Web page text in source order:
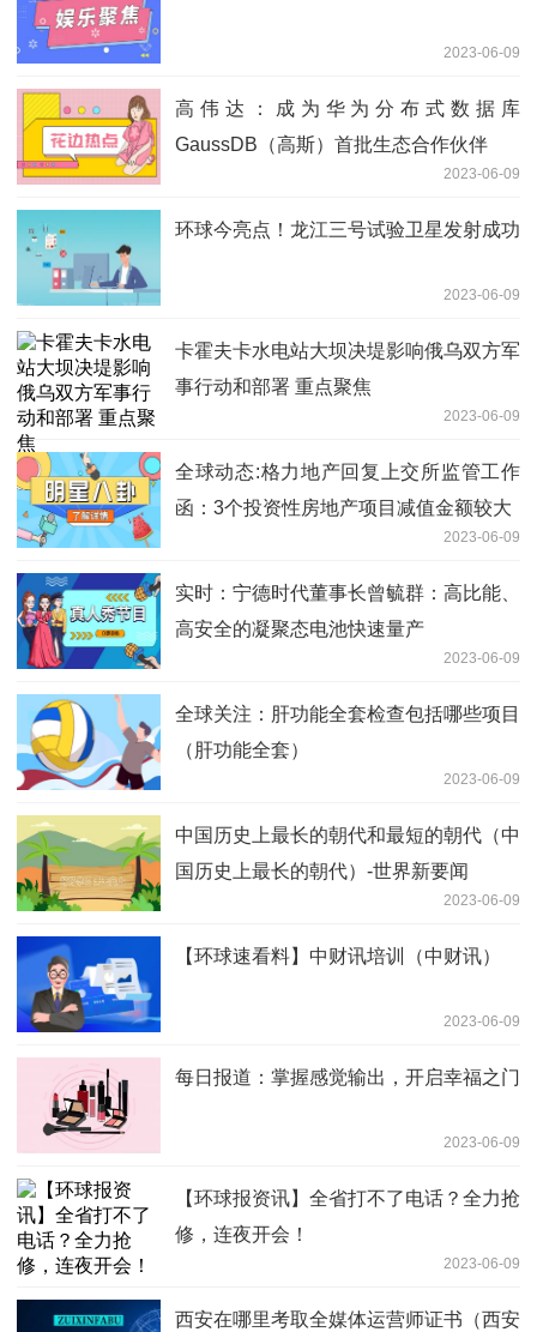
2023-06-09
高伟达：成为华为分布式数据库
GaussDB（高斯）首批生态合作伙伴
2023-06-09
环球今亮点！龙江三号试验卫星发射成功
2023-06-09
卡霍夫卡水电站大坝决堤影响俄乌双方军
事行动和部署 重点聚焦
2023-06-09
全球动态:格力地产回复上交所监管工作
函：3个投资性房地产项目减值金额较大
2023-06-09
实时：宁德时代董事长曾毓群：高比能、
高安全的凝聚态电池快速量产
2023-06-09
全球关注：肝功能全套检查包括哪些项目
（肝功能全套）
2023-06-09
中国历史上最长的朝代和最短的朝代（中
国历史上最长的朝代）-世界新要闻
2023-06-09
【环球速看料】中财讯培训（中财讯）
2023-06-09
每日报道：掌握感觉输出，开启幸福之门
2023-06-09
【环球报资讯】全省打不了电话？全力抢
修，连夜开会！
2023-06-09
西安在哪里考取全媒体运营师证书（西安